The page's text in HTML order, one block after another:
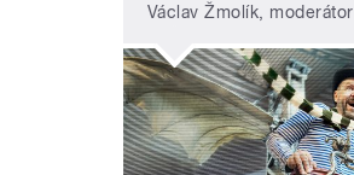
Václav Žmolík, moderátor